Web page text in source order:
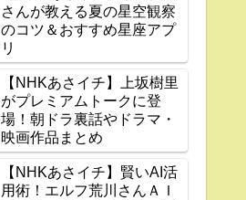
さんが教える夏の星空観察
のコツ＆おすすめ星座アプ
リ
【NHKあさイチ】上坂樹里
がプレミアムトークに登
場！朝ドラ裏話やドラマ・
映画作品まとめ
【NHKあさイチ】賢いAI活
用術！エルフ荒川さんＡＩ